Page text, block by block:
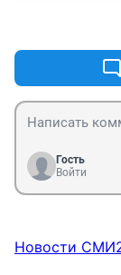
Гость
Войти
Новости